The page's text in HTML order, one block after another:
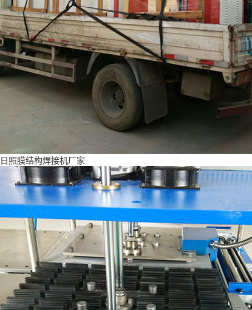
日照膜结构焊接机厂家